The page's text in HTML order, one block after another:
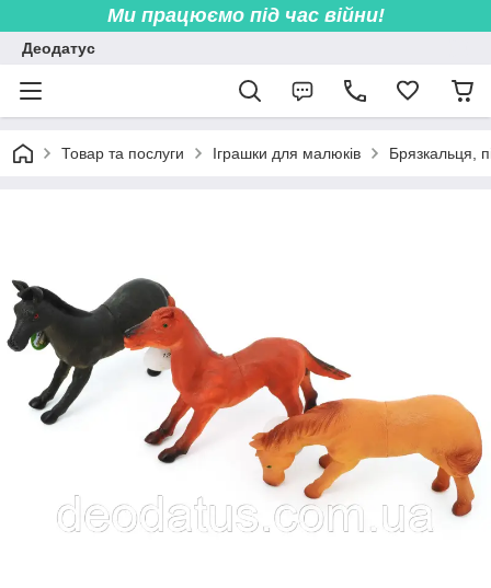
Ми працюємо під час війни!
Деодатус
Товар та послуги Іграшки для малюків Брязкальця,